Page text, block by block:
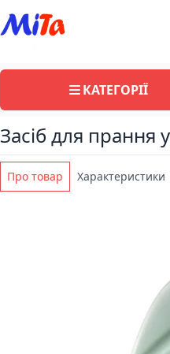
КАТЕГОРІЇ
Засіб для
Про товар Характеристики